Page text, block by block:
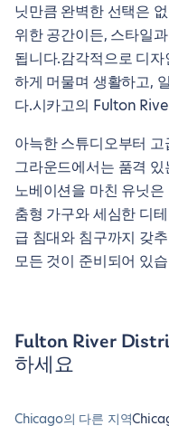
닛만큼 완벽한 선택은
위한 공간이든, 스타일
됩니다.감각적으로 디
하게 머물며 생활하고,
다.시카고의 Fulton
아늑한 스튜디오부터
그라운드에서는 품격
노베이션을 마친 유닛
춤형 가구와 세심한 디
급 침대와 침구까지 갖
모든 것이 준비되어 있
Fulton River
하세요
Chicago의 다른 지역